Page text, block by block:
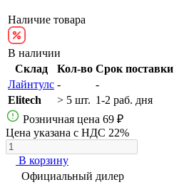
Наличие товара
В наличии
Склад
Кол-во Срок поставки
Лайнтулс -
-
Elitech
> 5 шт. 1-2 раб. дня
Розничная цена 69 ₽
Цена указана с НДС 22%
В корзину
Официальный дилер